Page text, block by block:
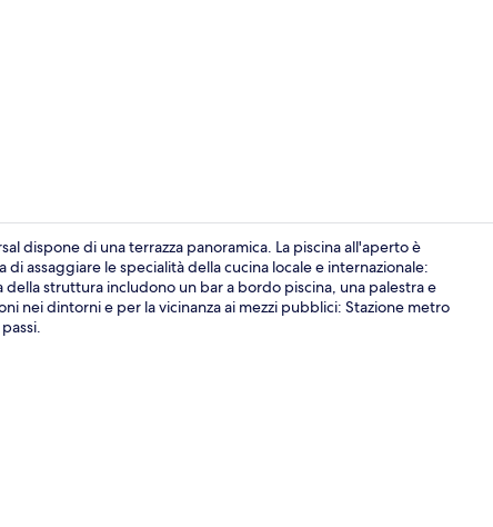
Piscina
dispone di una terrazza panoramica. La piscina all'aperto è
assaggiare le specialità della cucina locale e internazionale:
della struttura includono un bar a bordo piscina, una palestra e
nei dintorni e per la vicinanza ai mezzi pubblici: Stazione metro